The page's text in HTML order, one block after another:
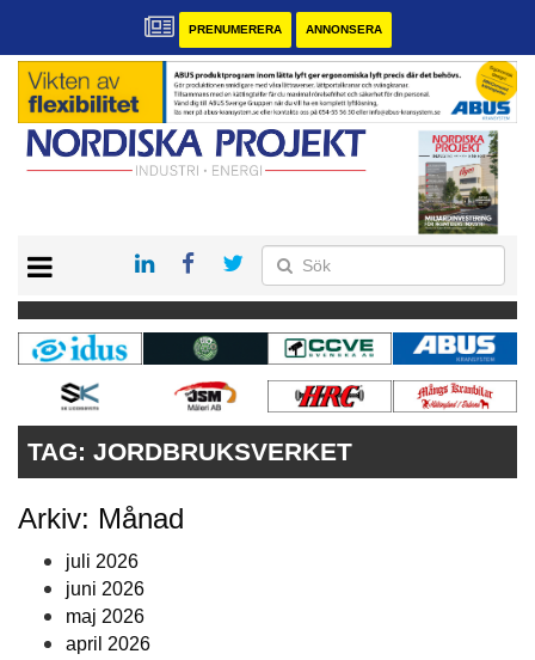
PRENUMERERA ANNONSERA
KONTAKT
VÅRA ANDRA MAGASIN
PRENUMERERA
TAG: JORDBRUKSVERKET
Arkiv: Månad
juli 2026
juni 2026
maj 2026
april 2026